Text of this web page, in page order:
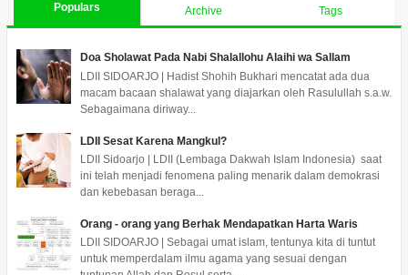
Populars Archive Tags
Doa Sholawat Pada Nabi Shalallohu Alaihi wa Sallam
LDII SIDOARJO | Hadist Shohih Bukhari mencatat ada dua
macam bacaan shalawat yang diajarkan oleh Rasulullah s.a.w.
Sebagaimana diriway...
LDII Sesat Karena Mangkul?
LDII Sidoarjo | LDII (Lembaga Dakwah Islam Indonesia) saat
ini telah menjadi fenomena paling menarik dalam demokrasi
dan kebebasan beraga...
Orang - orang yang Berhak Mendapatkan Harta Waris
LDII SIDOARJO | Sebagai umat islam, tentunya kita di tuntut
untuk memperdalam ilmu agama yang sesuai dengan